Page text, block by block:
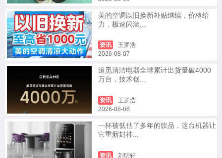
美的空调以旧换新补贴继续，价格给
力，极速闪装...
资讯
王罗浩
2026-08-07
追觅清洁电器全球累计出货量破4000
万台，技术创...
资讯
王罗浩
2026-08-06
一杯被低估了多年的饮品，这台机器让
它重新封神...
资讯
刘明轩